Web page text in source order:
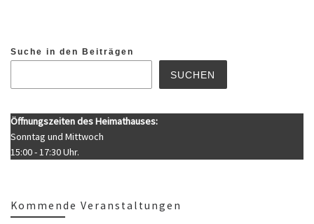
Suche in den Beiträgen
SUCHEN
Öffnungszeiten des Heimathauses:
Sonntag und Mittwoch
15:00 - 17:30 Uhr.
Kommende Veranstaltungen